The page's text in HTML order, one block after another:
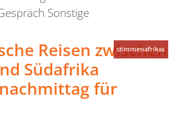
Sonstige
Reisen zwischen
Südafrika
für
stimmenafrikas